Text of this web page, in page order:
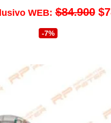
WEB: $84.900 El
era:
$
-7%